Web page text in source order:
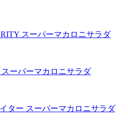
スーパーマカロニサラダ
スーパーマカロニサラダ
ター スーパーマカロニサラダ